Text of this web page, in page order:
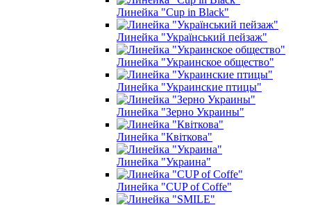
Линейка "Cup in Black"
Линейка "Український пейзаж"
Линейка "Украинское общество"
Линейка "Украинские птицы"
Линейка "Зерно Украины"
Линейка "Квіткова"
Линейка "Украина"
Линейка "CUP of Coffe"